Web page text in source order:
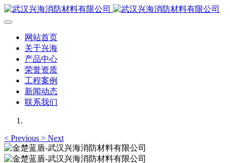
网站首页
关于兴海
产品中心
荣誉资质
工程案例
新闻动态
联系我们
< Previous > Next